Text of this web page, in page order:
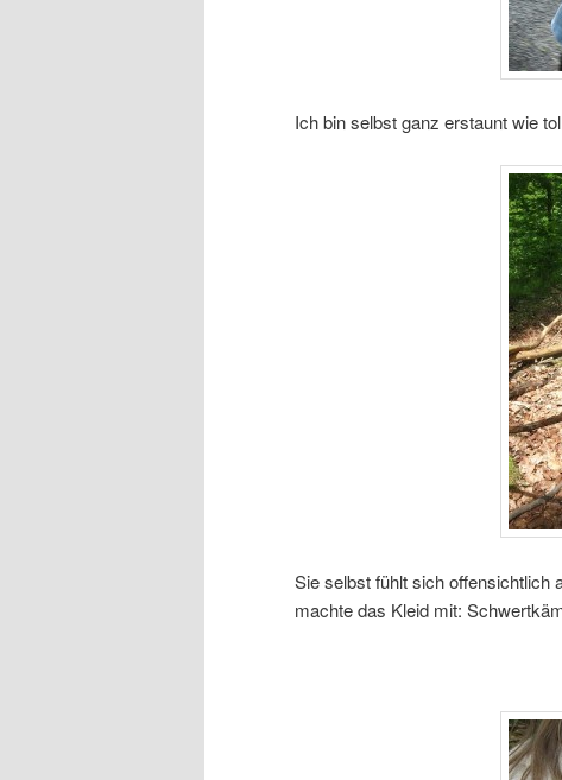
Ich bin selbst ganz erstaunt wie
Sie selbst fühlt sich offensichtlich
machte das Kleid mit: